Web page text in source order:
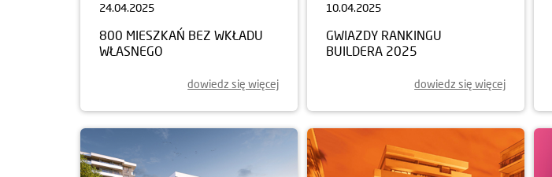
24.04.2025
800 MIESZKAŃ BEZ WKŁADU
WŁASNEGO
dowiedz się więcej
10.04.2025
GWIAZDY RANKINGU
BUILDERA 2025
dowiedz się więcej